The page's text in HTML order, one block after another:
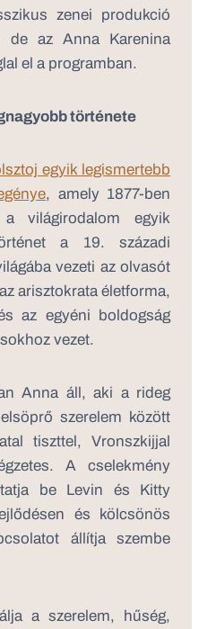
zenei produkció
de az Anna Karenina
el a programban.
története
egyik legismertebb
, amely 1877-ben
világirodalom egyik
a 19. századi
vezeti az olvasót
arisztokrata életforma,
az egyéni boldogság
vezet.
Anna áll, aki a rideg
szerelem között
tiszttel, Vronszkijjal
A cselekmény
be Levin és Kitty
és kölcsönös
állítja szembe
a szerelem, hűség,